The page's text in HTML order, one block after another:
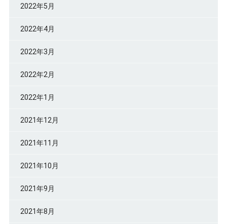
2022年5月
2022年4月
2022年3月
2022年2月
2022年1月
2021年12月
2021年11月
2021年10月
2021年9月
2021年8月